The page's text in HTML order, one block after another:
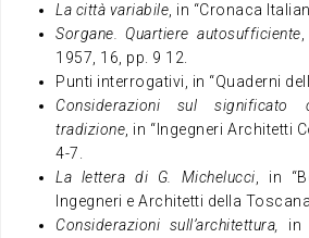
La città variabile, in “Cronaca
Sorgane. Quartiere autosufficiente
1957, 16, pp. 9 12.
Punti interrogativi, in “Quaderni
Considerazioni sul significato
tradizione, in “Ingegneri Architetti
4-7.
La lettera di G. Michelucci, in
Ingegneri e Architetti della
Considerazioni sull’architettura, in